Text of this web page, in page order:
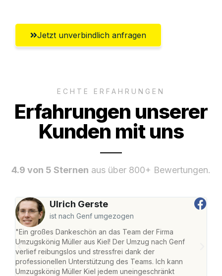
Jetzt unverbindlich anfragen
ECHTE ERFAHRUNGEN
Erfahrungen unserer
Kunden mit uns
4.9 von 5 Sternen aus über 800+ Bewertungen.
Ulrich Gerste
ist nach Genf umgezogen
"Ein großes Dankeschön an das Team der Firma
Umzugskönig Müller aus Kiel! Der Umzug nach Genf
verlief reibungslos und stressfrei dank der
professionellen Unterstützung des Teams. Ich kann
Umzugskönig Müller Kiel jedem uneingeschränkt